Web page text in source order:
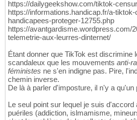
https://dailygeekshow.com/tiktok-
https://informations.handicap.fr/a-
handicapees-proteger-12755.php
https://avantgardisme.wordpress.com/
telemetrie-aux-leurres-dinternet/
Étant donner que TikTok est discrimine
scandaleux que les mouvements anti-
féministes ne s'en indigne pas. Pire,
chemin inverse.
De là à parler d'imposture, il n'y a qu'un
Le seul point sur lequel je suis
puériles (addiction, islmamisme,